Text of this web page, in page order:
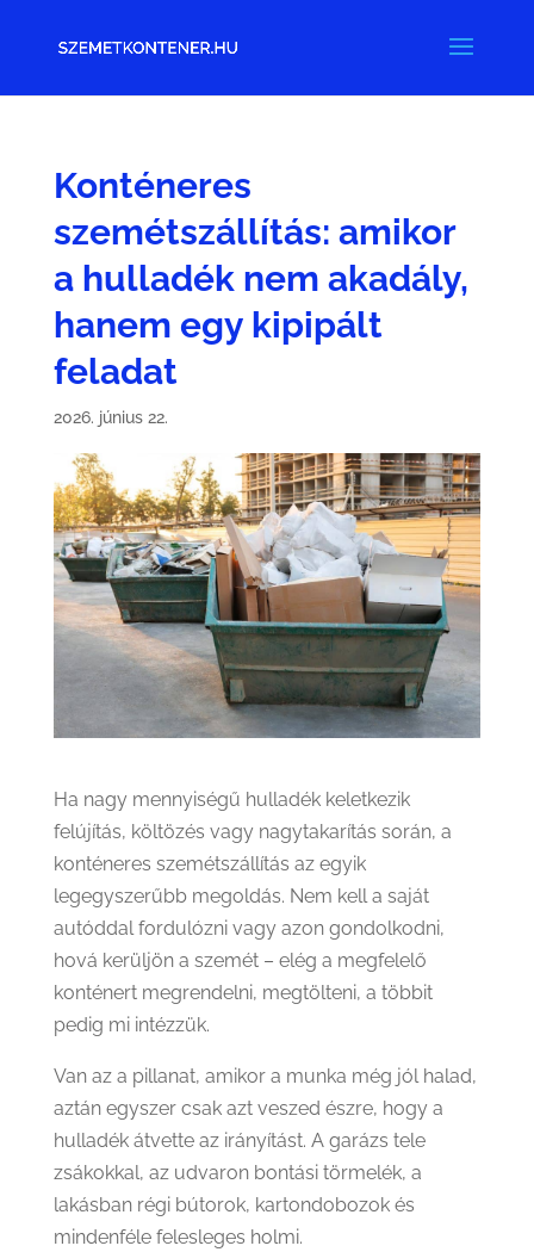
Konténeres
szemétszállítás: amikor
a hulladék nem akadály,
hanem egy kipipált
feladat
2026. június 22.
Ha nagy mennyiségű hulladék keletkezik
felújítás, költözés vagy nagytakarítás során, a
konténeres szemétszállítás az egyik
legegyszerűbb megoldás. Nem kell a saját
autóddal fordulózni vagy azon gondolkodni,
hová kerüljön a szemét – elég a megfelelő
konténert megrendelni, megtölteni, a többit
pedig mi intézzük.
Van az a pillanat, amikor a munka még jól halad,
aztán egyszer csak azt veszed észre, hogy a
hulladék átvette az irányítást. A garázs tele
zsákokkal, az udvaron bontási törmelék, a
lakásban régi bútorok, kartondobozok és
mindenféle felesleges holmi.